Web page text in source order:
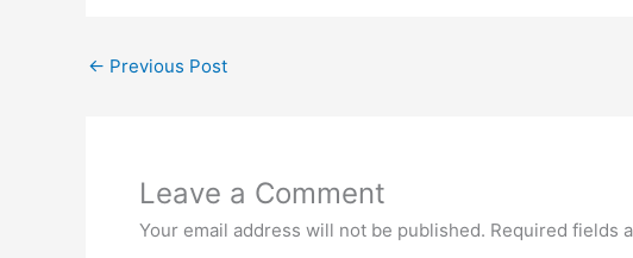
← Previous Post
Leave a Comment
Your email address will not be published. Required fields